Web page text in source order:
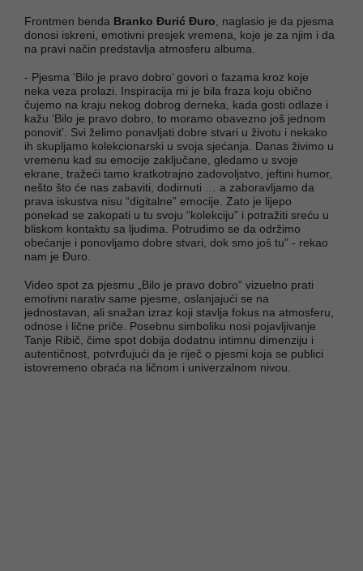
Frontmen benda Branko Đurić Đuro , naglasio je da pjesma
donosi iskreni, emotivni presjek vremena, koje je za njim i da
na pravi način predstavlja atmosferu albuma.
- Pjesma ‘Bilo je pravo dobro’ govori o fazama kroz koje
neka veza prolazi. Inspiracija mi je bila fraza koju obično
čujemo na kraju nekog dobrog derneka, kada gosti odlaze i
kažu ‘Bilo je pravo dobro, to moramo obavezno još jednom
ponovit’. Svi želimo ponavljati dobre stvari u životu i nekako
ih skupljamo kolekcionarski u svoja sjećanja. Danas živimo u
vremenu kad su emocije zaključane, gledamo u svoje
ekrane, tražeći tamo kratkotrajno zadovoljstvo, jeftini humor,
nešto što će nas zabaviti, dodirnuti … a zaboravljamo da
prava iskustva nisu “digitalne” emocije. Zato je lijepo
ponekad se zakopati u tu svoju “kolekciju” i potražiti sreću u
bliskom kontaktu sa ljudima. Potrudimo se da održimo
obećanje i ponovljamo dobre stvari, dok smo još tu” - rekao
nam je Đuro.
Video spot za pjesmu „Bilo je pravo dobro“ vizuelno prati
emotivni narativ same pjesme, oslanjajući se na
jednostavan, ali snažan izraz koji stavlja fokus na atmosferu,
odnose i lične priče. Posebnu simboliku nosi pojavljivanje
Tanje Ribič, čime spot dobija dodatnu intimnu dimenziju i
autentičnost, potvrđujući da je riječ o pjesmi koja se publici
istovremeno obraća na ličnom i univerzalnom nivou.